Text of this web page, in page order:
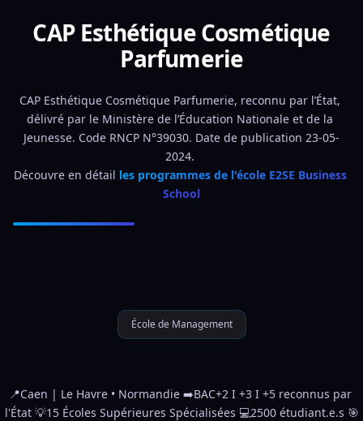
CAP Esthétique Cosmétique
Parfumerie
CAP Esthétique Cosmétique Parfumerie, reconnu par l’État,
délivré par le Ministère de l’Éducation Nationale et de la
Jeunesse. Code RNCP N°39030. Date de publication 23-05-
2024.
Découvre en détail les programmes de l'école E2SE Business
School
École de Management
📍Caen | Le Havre • Normandie ➡️BAC+2 I +3 I +5 reconnus par
l'État 💡15 Écoles Supérieures Spécialisées 💻2500 étudiant.e.s 🎯